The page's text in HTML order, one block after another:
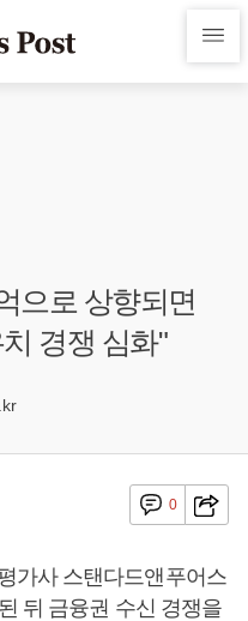
으로 상향되면
경쟁 심화"
0
가사 스탠다드앤푸어스
뒤 금융권 수신 경쟁을